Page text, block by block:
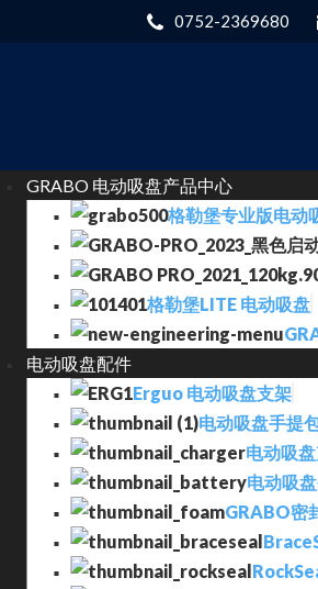
0752-2369680
GRABO 电动吸盘产品中心
格勒堡专业版电动
格勒堡LITE 电动吸盘
电动吸盘配件
Erguo 电动吸盘支架
电动吸盘手提
电动吸
电动吸
GRABO密